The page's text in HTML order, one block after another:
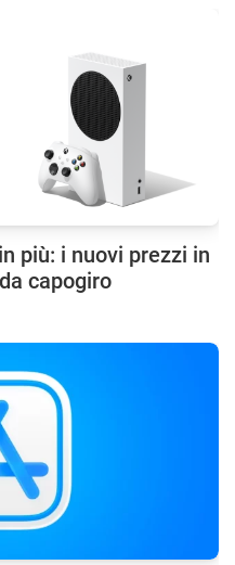
più: i nuovi prezzi in
capogiro